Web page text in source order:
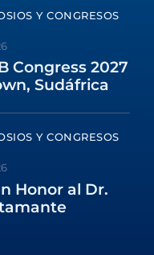
Y CONGRESOS
Congress 2027
Sudáfrica
Y CONGRESOS
Honor al Dr.